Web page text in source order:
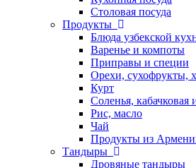
Столовая посуда
Продукты
Блюда узбекской
Варенье и компоты
Приправы и специи
Орехи, сухофрукты,
Курт
Соленья, кабачковая
Рис, масло
Чай
Продукты из
Тандыры
Дровяные тандыры